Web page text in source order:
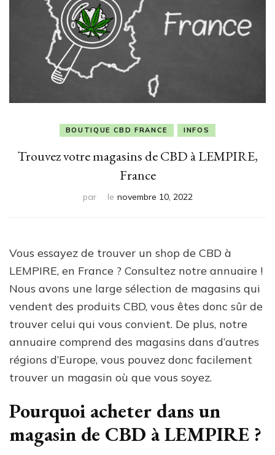
BOUTIQUE CBD FRANCE INFOS
Trouvez votre magasins de CBD à LEMPIRE,
France
par le novembre 10, 2022
Vous essayez de trouver un shop de CBD à
LEMPIRE, en France ? Consultez notre annuaire !
Nous avons une large sélection de magasins qui
vendent des produits CBD, vous êtes donc sûr de
trouver celui qui vous convient. De plus, notre
annuaire comprend des magasins dans d’autres
régions d’Europe, vous pouvez donc facilement
trouver un magasin où que vous soyez.
Pourquoi acheter dans un
magasin de CBD à LEMPIRE ?